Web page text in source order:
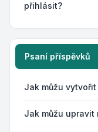
přihlásit?
Psaní příspěvků
Jak můžu
Jak můžu upravit